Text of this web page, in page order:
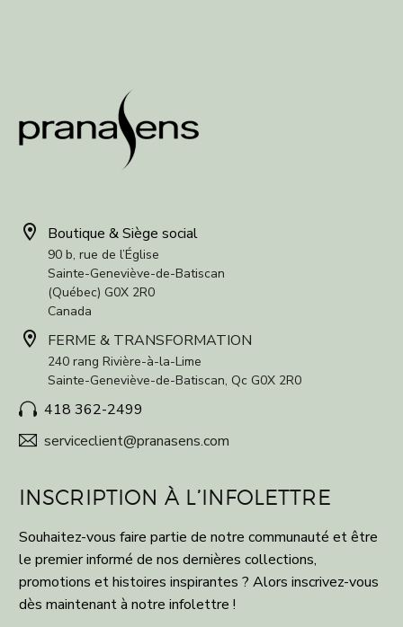

 Boutique & Siège social
90 b, rue de l’Église
Sainte-Geneviève-de-Batiscan
(Québec) G0X 2R0
Canada

 FERME & TRANSFORMATION
240 rang Rivière-à-la-Lime
Sainte-Geneviève-de-Batiscan, Qc G0X 2R0

 418 362-2499

 serviceclient@pranasens.com
INSCRIPTION À L’INFOLETTRE
Souhaitez-vous faire partie de notre communauté et être
le premier informé de nos dernières collections,
promotions et histoires inspirantes ? Alors inscrivez-vous
dès maintenant à notre infolettre !